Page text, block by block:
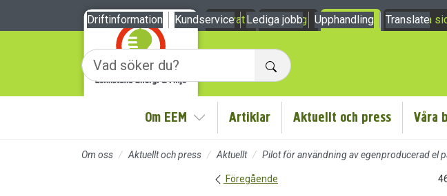
Till sidans huvudinnehåll
Privat
Företag Om oss Mina
Sök
Om EEM Visa/Göm undermeny
Artiklar Aktuellt och press Våra
Driftinformation Kundservice Lediga jobb Upphandling Translate
Om oss Aktuellt och press Aktuellt Pilot för användning av egenproducerad el
Föregående